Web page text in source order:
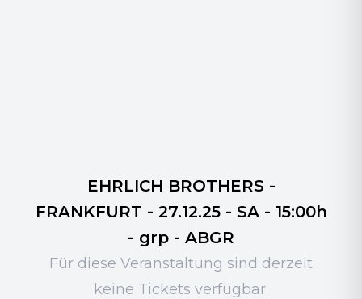
EHRLICH BROTHERS -
FRANKFURT - 27.12.25 - SA - 15:00h
- grp - ABGR
Für diese Veranstaltung sind derzeit
keine Tickets verfügbar.